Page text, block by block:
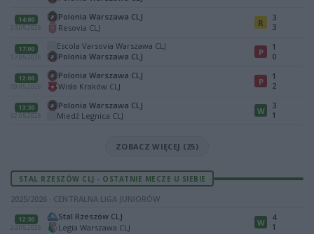
14:00
23.05.2026
Polonia Warszawa CLJ
Resovia CLJ
R
3
3
17:00
17.05.2026
Escola Varsovia Warszawa CLJ
Polonia Warszawa CLJ
P
1
0
12:00
09.05.2026
Polonia Warszawa CLJ
Wisła Kraków CLJ
P
1
2
13:30
02.05.2026
Polonia Warszawa CLJ
Miedź Legnica CLJ
W
3
1
ZOBACZ WIĘCEJ (25)
STAL RZESZÓW CLJ - OSTATNIE MECZE U SIEBIE
2025/2026 · CENTRALNA LIGA JUNIORÓW
12:30
23.05.2026
Stal Rzeszów CLJ
Legia Warszawa CLJ
W
4
1